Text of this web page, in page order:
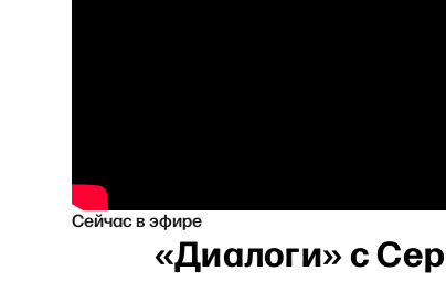
Сейчас в эфире